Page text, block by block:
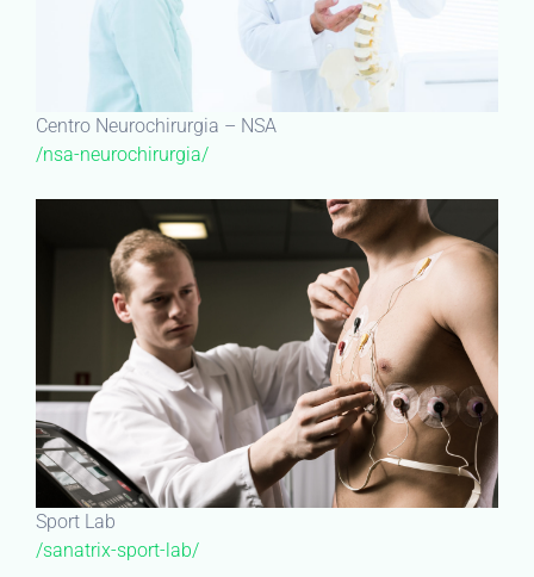
Centro Neurochirurgia – NSA
/nsa-neurochirurgia/
Sport Lab
/sanatrix-sport-lab/